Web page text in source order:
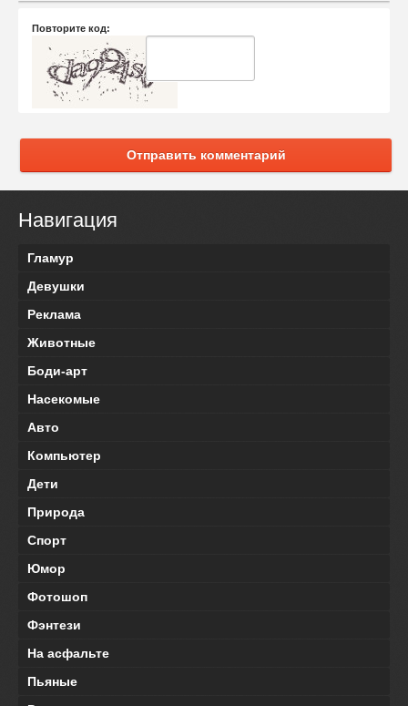
Повторите код:
Отправить комментарий
Навигация
Гламур
Девушки
Реклама
Животные
Боди-арт
Насекомые
Авто
Компьютер
Дети
Природа
Спорт
Юмор
Фотошоп
Фэнтези
На асфальте
Пьяные